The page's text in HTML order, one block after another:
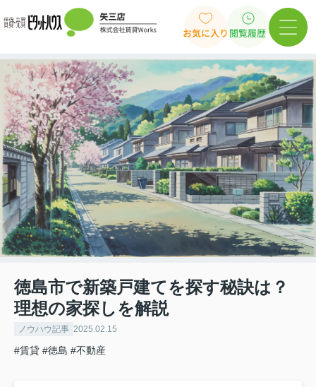
お気に入り 閲覧履歴
徳島市で新築戸建てを探す秘訣は？
理想の家探しを解説
ノウハウ記事 2025.02.15
#賃貸 #徳島 #不動産